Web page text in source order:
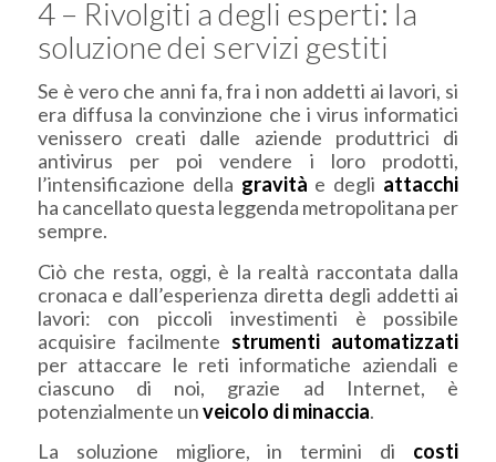
4 – Rivolgiti a degli esperti: la
soluzione dei servizi gestiti
Se è vero che anni fa, fra i non addetti ai lavori, si
era diffusa la convinzione che i virus informatici
venissero creati dalle aziende produttrici di
antivirus per poi vendere i loro prodotti,
l’intensificazione della gravità e degli attacchi
ha cancellato questa leggenda metropolitana per
sempre.
Ciò che resta, oggi, è la realtà raccontata dalla
cronaca e dall’esperienza diretta degli addetti ai
lavori: con piccoli investimenti è possibile
acquisire facilmente strumenti automatizzati
per attaccare le reti informatiche aziendali e
ciascuno di noi, grazie ad Internet, è
potenzialmente unveicolo di minaccia.
La soluzione migliore, in termini di costi